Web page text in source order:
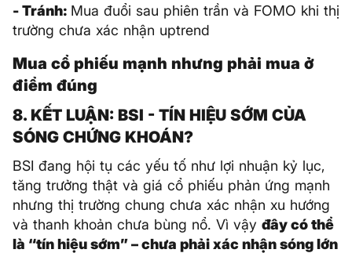
- Tránh: Mua đuổi sau phiên trần và FOMO khi thị
trường chưa xác nhận uptrend
Mua cổ phiếu mạnh nhưng phải mua ở
điểm đúng
8. KẾT LUẬN: BSI - TÍN HIỆU SỚM CỦA
SÓNG CHỨNG KHOÁN?
BSI đang hội tụ các yếu tố như lợi nhuận kỷ lục,
tăng trưởng thật và giá cổ phiếu phản ứng mạnh
nhưng thị trường chung chưa xác nhận xu hướng
và thanh khoản chưa bùng nổ. Vì vậy đây có thể
là “tín hiệu sớm” – chưa phải xác nhận sóng lớn